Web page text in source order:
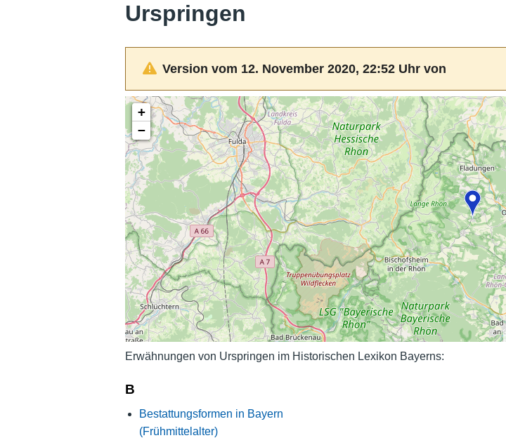
Urspringen
Version vom 12. November 2020, 22:52 Uhr von
+
−
Erwähnungen von Urspringen im Historischen Lexikon Bayerns:
B
Bestattungsformen in Bayern
(Frühmittelalter)